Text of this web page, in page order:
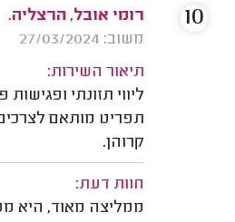
רומי אובל, הרצליה.
משוב: 27/03/2024
תיאור השירות:
ליווי תזונתי
תפריט מותאם
קרוהן.
חוות דעת:
ממליצה מאוד, היא
10